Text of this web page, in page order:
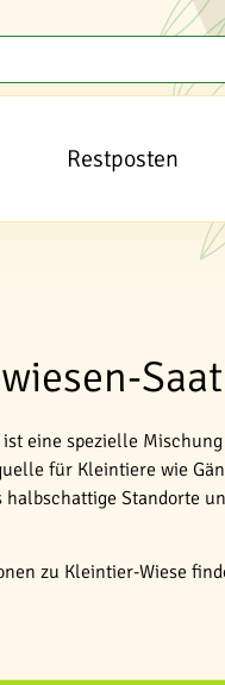
Restposten
eine spezielle
für Kleintiere wie
Standorte
zu Kleintier-Wiese